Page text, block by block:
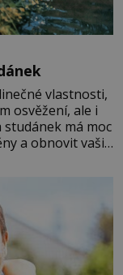
vlastnosti,
osvěžení, ale i
studánek má moc
a obnovit vaši
svého života